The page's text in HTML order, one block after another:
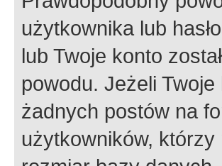
użytkownika lub
lub Twoje konto
powodu. Jeżeli
żadnych postów na
użytkowników,